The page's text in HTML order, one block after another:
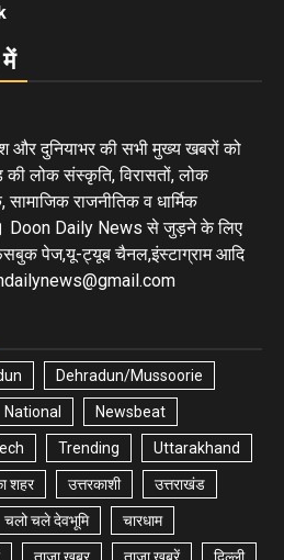
और दुनियाभर की सभी मुख्य खबरों को
की लोक संस्कृति, विरासतों, लोक
राजनीतिक व धार्मिक
Doon Daily News से जुड़ने के लिए
पेज,यू-ट्यूब चैनल,इंस्टाग्राम आदि
Dehradun/Mussoorie
National Newsbeat
Trending Uttarakhand
शहर उत्तरकाशी उत्तराखंड
चलो चले देवभूमि चारधाम